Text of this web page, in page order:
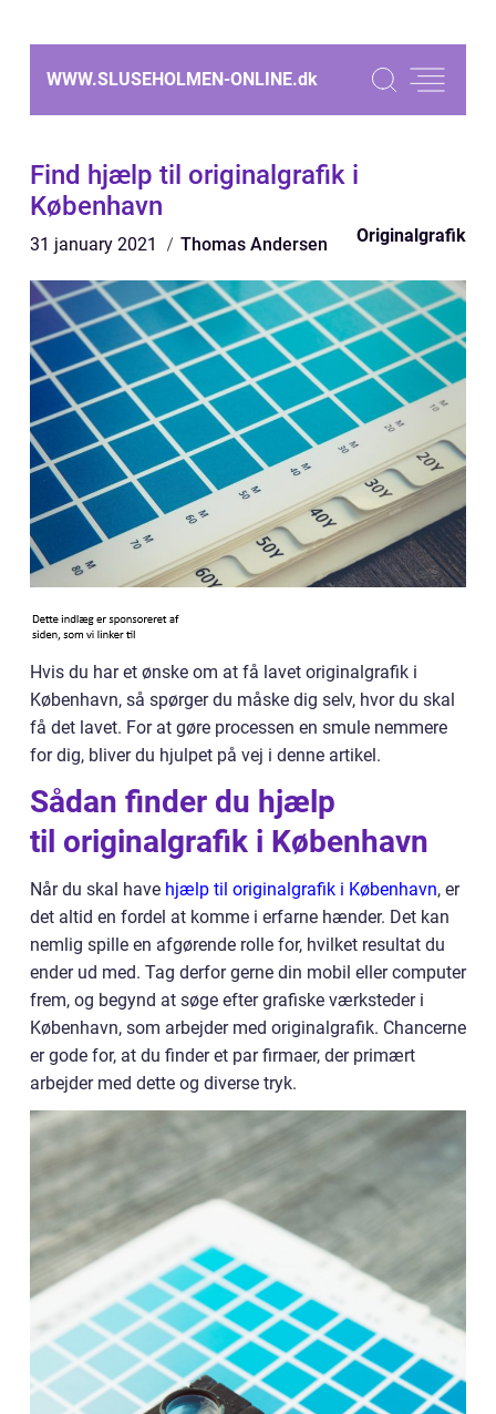
WWW.SLUSEHOLMEN-ONLINE.dk
Find hjælp til originalgrafik i
København
31 january 2021 Thomas Andersen Originalgrafik
Hvis du har et ønske om at få lavet originalgrafik i
København, så spørger du måske dig selv, hvor du skal
få det lavet. For at gøre processen en smule nemmere
for dig, bliver du hjulpet på vej i denne artikel.
Sådan finder du hjælp
til originalgrafik i København
Når du skal have hjælp til originalgrafik i København, er
det altid en fordel at komme i erfarne hænder. Det kan
nemlig spille en afgørende rolle for, hvilket resultat du
ender ud med. Tag derfor gerne din mobil eller computer
frem, og begynd at søge efter grafiske værksteder i
København, som arbejder med originalgrafik. Chancerne
er gode for, at du finder et par firmaer, der primært
arbejder med dette og diverse tryk.